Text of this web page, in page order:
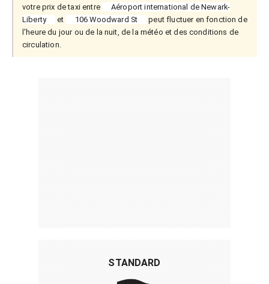
votre prix de taxi entre
Aéroport international de Newark-
Liberty
et 106 Woodward St
peut fluctuer en fonction de
l'heure du jour ou de la nuit, de la météo et des conditions de
circulation.
STANDARD